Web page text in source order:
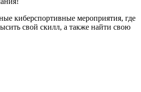
киберспортивные мероприятия, где
свой скилл, а также найти свою